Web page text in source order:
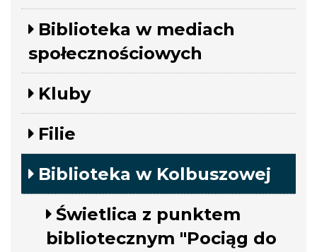
Biblioteka w mediach
społecznościowych
Kluby
Filie
Biblioteka w Kolbuszowej
Świetlica z punktem
bibliotecznym "Pociąg do